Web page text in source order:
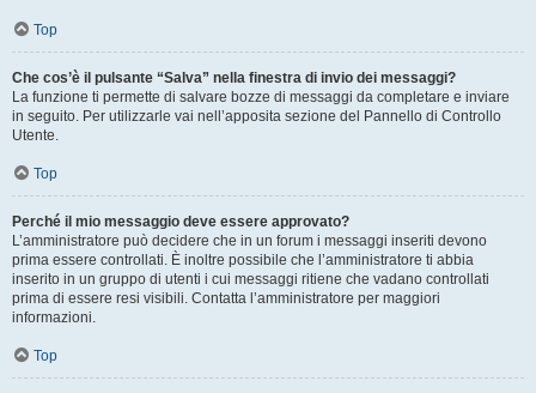
Top
Che cos’è il pulsante “Salva” nella finestra di invio dei messaggi?
La funzione ti permette di salvare bozze di messaggi da completare e inviare
in seguito. Per utilizzarle vai nell’apposita sezione del Pannello di Controllo
Utente.
Top
Perché il mio messaggio deve essere approvato?
L’amministratore può decidere che in un forum i messaggi inseriti devono
prima essere controllati. È inoltre possibile che l’amministratore ti abbia
inserito in un gruppo di utenti i cui messaggi ritiene che vadano controllati
prima di essere resi visibili. Contatta l’amministratore per maggiori
informazioni.
Top